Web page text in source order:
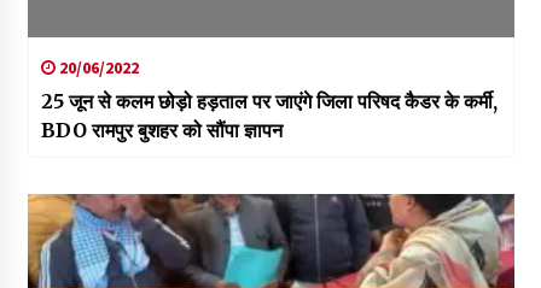
20/06/2022
25 जून से कलम छोड़ो हड़ताल पर जाएंगे जिला परिषद कैडर के कर्मी,
BDO रामपुर बुशहर को सौंपा ज्ञापन